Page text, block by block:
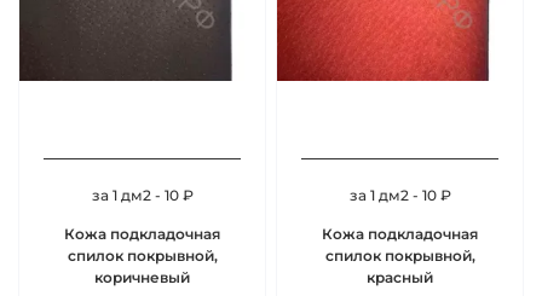
за 1 дм2 - 10 ₽
Кожа подкладочная
спилок покрывной,
коричневый
за 1 дм2 - 10 ₽
Кожа подкладочная
спилок покрывной,
красный